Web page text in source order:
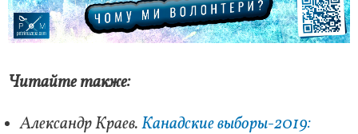
Читайте также:
Александр Краев.Канадские выборы-2019: